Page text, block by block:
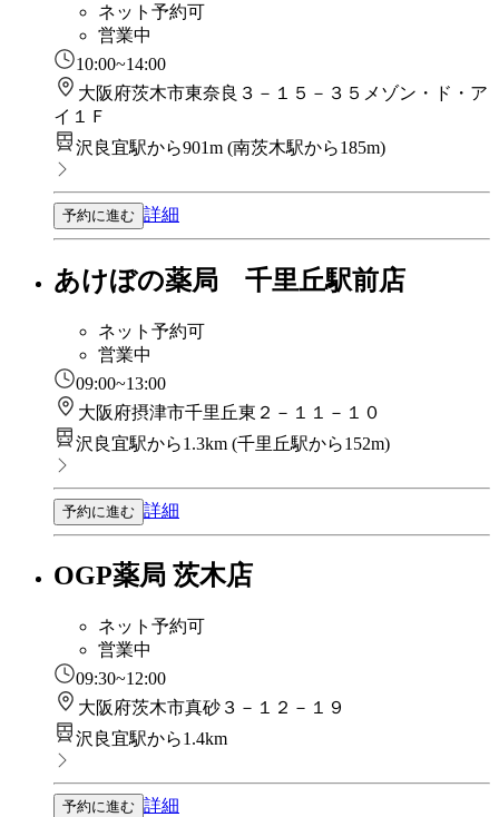
ネット予約可
営業中
10:00~14:00
大阪府茨木市東奈良３－１５－３５メゾン・ド・ア
イ１Ｆ
沢良宜駅から901m (南茨木駅から185m)
予約に進む 詳細
あけぼの薬局 千里丘駅前店
ネット予約可
営業中
09:00~13:00
大阪府摂津市千里丘東２－１１－１０
沢良宜駅から1.3km (千里丘駅から152m)
予約に進む 詳細
OGP薬局 茨木店
ネット予約可
営業中
09:30~12:00
大阪府茨木市真砂３－１２－１９
沢良宜駅から1.4km
予約に進む 詳細